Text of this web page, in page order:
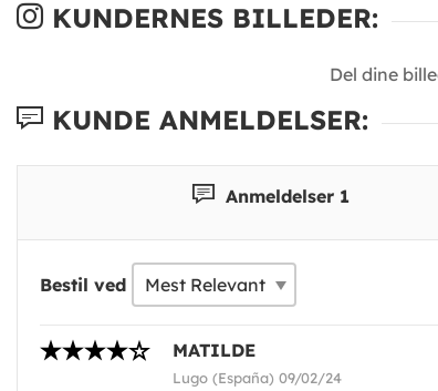
KUNDERNES BILLEDER:
Del dine
KUNDE ANMELDELSER:
Anmeldelser 1
Bestil ved
MATILDE
Lugo (España) 09/02/24